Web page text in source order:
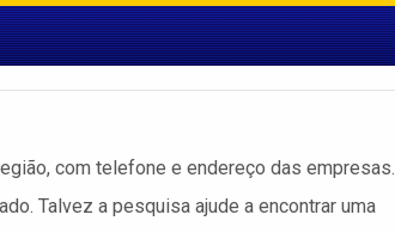
com telefone e endereço das empresas.
Talvez a pesquisa ajude a encontrar uma